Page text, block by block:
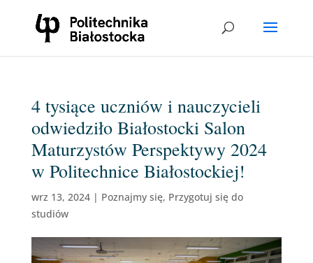
4 tysiące uczniów i nauczycieli
odwiedziło Białostocki Salon
Maturzystów Perspektywy 2024
w Politechnice Białostockiej!
wrz 13, 2024| Poznajmy się, Przygotuj się do
studiów